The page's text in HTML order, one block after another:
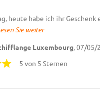
heute habe ich ihr
Sie weiter
Luxembourg, 07/05/
5 von 5 Sternen